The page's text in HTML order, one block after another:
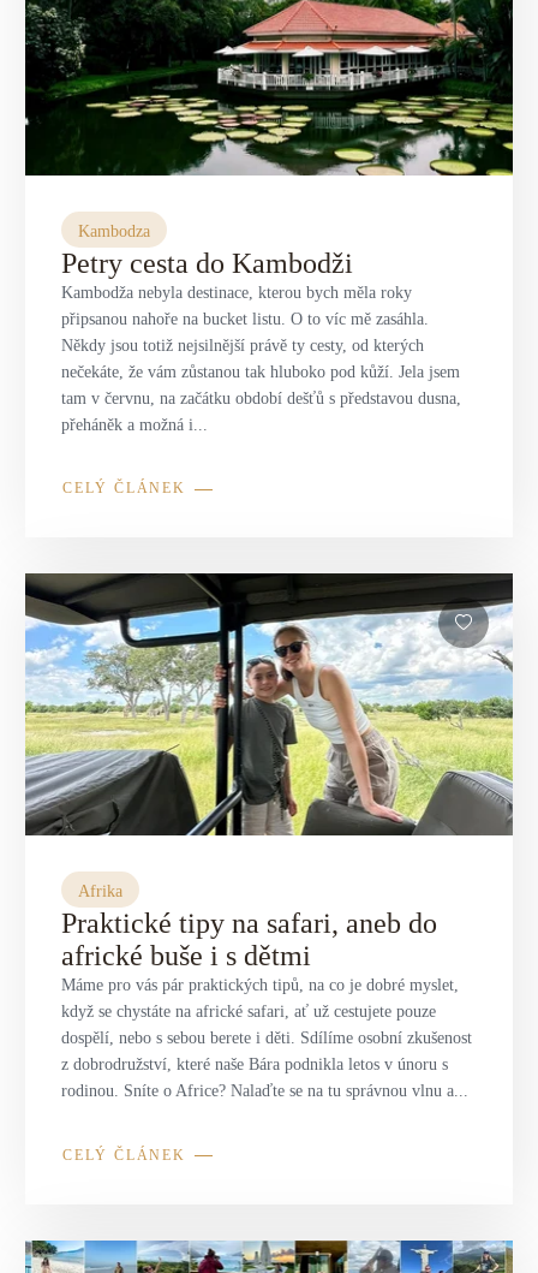
Kambodza
Petry cesta do Kambodži
Kambodža nebyla destinace, kterou bych měla roky
připsanou nahoře na bucket listu. O to víc mě zasáhla.
Někdy jsou totiž nejsilnější právě ty cesty, od kterých
nečekáte, že vám zůstanou tak hluboko pod kůží. Jela jsem
tam v červnu, na začátku období dešťů s představou dusna,
přeháněk a možná i...
CELÝ ČLÁNEK
Afrika
Praktické tipy na safari, aneb do
africké buše i s dětmi
Máme pro vás pár praktických tipů, na co je dobré myslet,
když se chystáte na africké safari, ať už cestujete pouze
dospělí, nebo s sebou berete i děti. Sdílíme osobní zkušenost
z dobrodružství, které naše Bára podnikla letos v únoru s
rodinou. Sníte o Africe? Nalaďte se na tu správnou vlnu a...
CELÝ ČLÁNEK